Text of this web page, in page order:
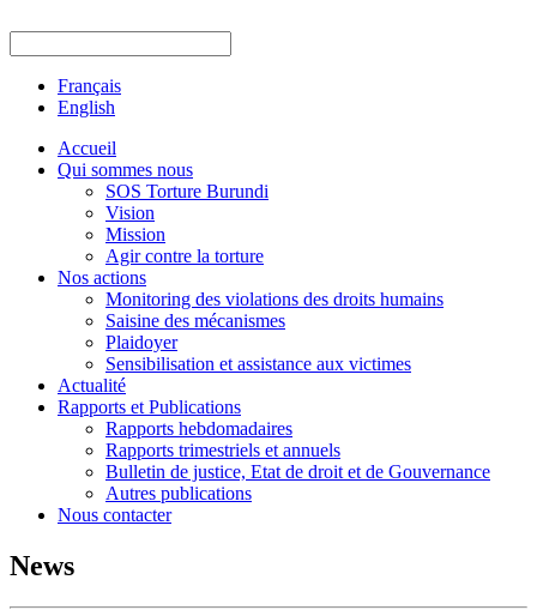
Français
English
Accueil
Qui sommes nous
SOS Torture Burundi
Vision
Mission
Agir contre la torture
Nos actions
Monitoring des violations des droits humains
Saisine des mécanismes
Plaidoyer
Sensibilisation et assistance aux victimes
Actualité
Rapports et Publications
Rapports hebdomadaires
Rapports trimestriels et annuels
Bulletin de justice, Etat de droit et de Gouvernance
Autres publications
Nous contacter
News